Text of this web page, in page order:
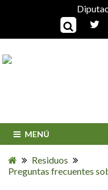
MENÚ
Residuos
Preguntas frecuentes